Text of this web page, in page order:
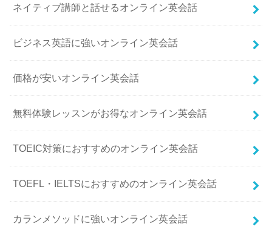
ネイティブ講師と話せるオンライン英会話
ビジネス英語に強いオンライン英会話
価格が安いオンライン英会話
無料体験レッスンがお得なオンライン英会話
TOEIC対策におすすめのオンライン英会話
TOEFL・IELTSにおすすめのオンライン英会話
カランメソッドに強いオンライン英会話